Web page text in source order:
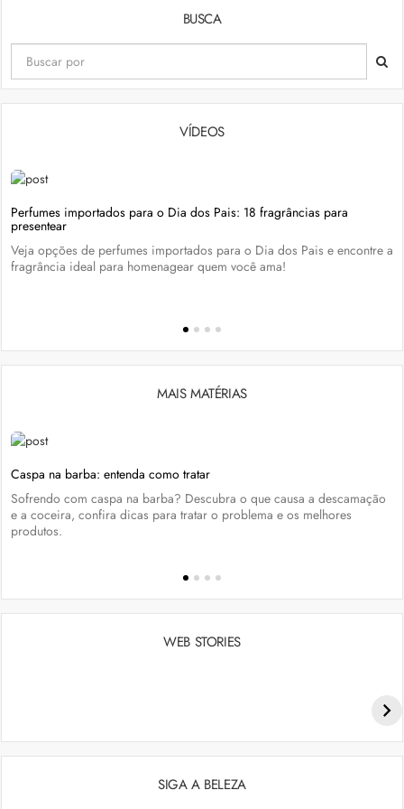
BUSCA
VÍDEOS
Perfumes importados para o Dia dos Pais: 18 fragrâncias para
presentear
Veja opções de perfumes importados para o Dia dos Pais e encontre a
fragrância ideal para homenagear quem você ama!
MAIS MATÉRIAS
Caspa na barba: entenda como tratar
Sofrendo com caspa na barba? Descubra o que causa a descamação
e a coceira, confira dicas para tratar o problema e os melhores
produtos.
WEB STORIES
SIGA A BELEZA